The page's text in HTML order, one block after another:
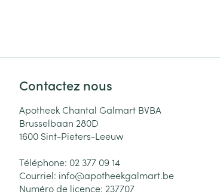
Contactez nous
Apotheek Chantal Galmart BVBA
Brusselbaan 280D
1600 Sint-Pieters-Leeuw
Téléphone: 02 377 09 14
Courriel: info@apotheekgalmart.be
Numéro de licence: 237707